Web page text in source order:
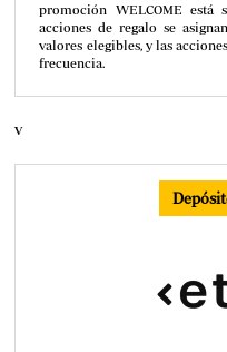
promoción WELCOME está
acciones de regalo se
valores elegibles, y las
frecuencia.
v